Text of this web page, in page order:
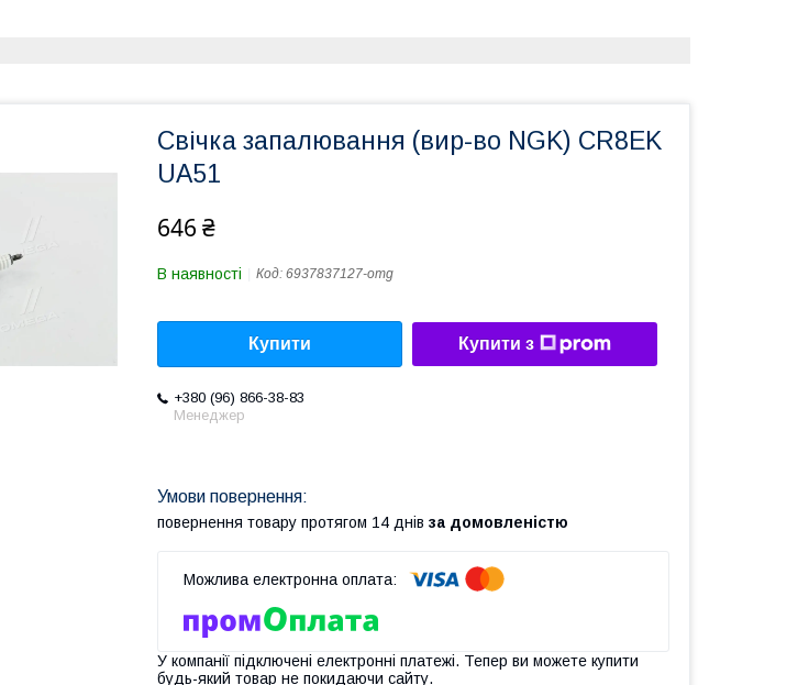
Свічка запалювання (вир-во NGK) CR8EK
UA51
646 ₴
В наявності Код: 6937837127-omg
Купити Купити з
+380 (96) 866-38-83
Менеджер
повернення товару протягом 14 днів за домовленістю
У компанії підключені електронні платежі. Тепер ви можете купити
будь-який товар не покидаючи сайту.